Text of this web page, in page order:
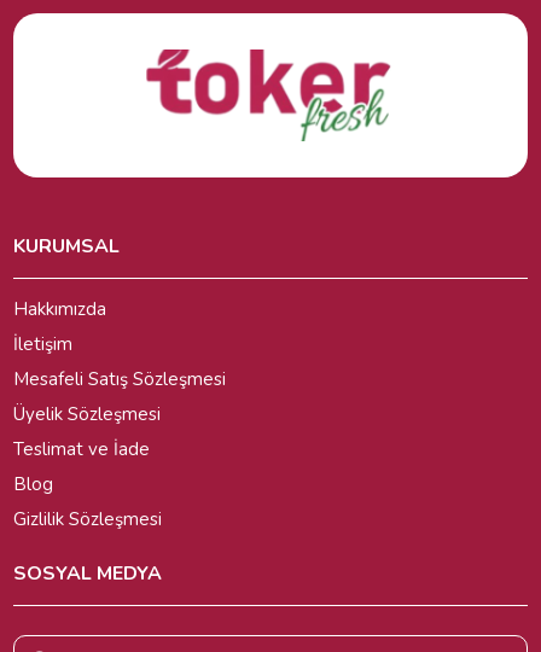
KURUMSAL
Hakkımızda
İletişim
Mesafeli Satış Sözleşmesi
Üyelik Sözleşmesi
Teslimat ve İade
Blog
Gizlilik Sözleşmesi
SOSYAL MEDYA